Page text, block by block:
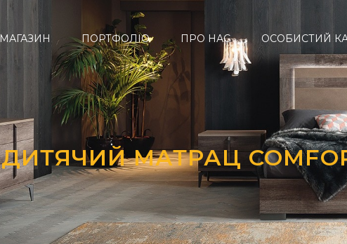
МАГАЗИН ПОРТФОЛІО ПРО НАС ОСОБИСТИЙ
ДИТЯЧИЙ МАТРАЦ